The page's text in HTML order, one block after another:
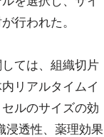
行われた。
ては、組織切片
リアルタイムイ
ルのサイズの効
浸透性、薬理効果